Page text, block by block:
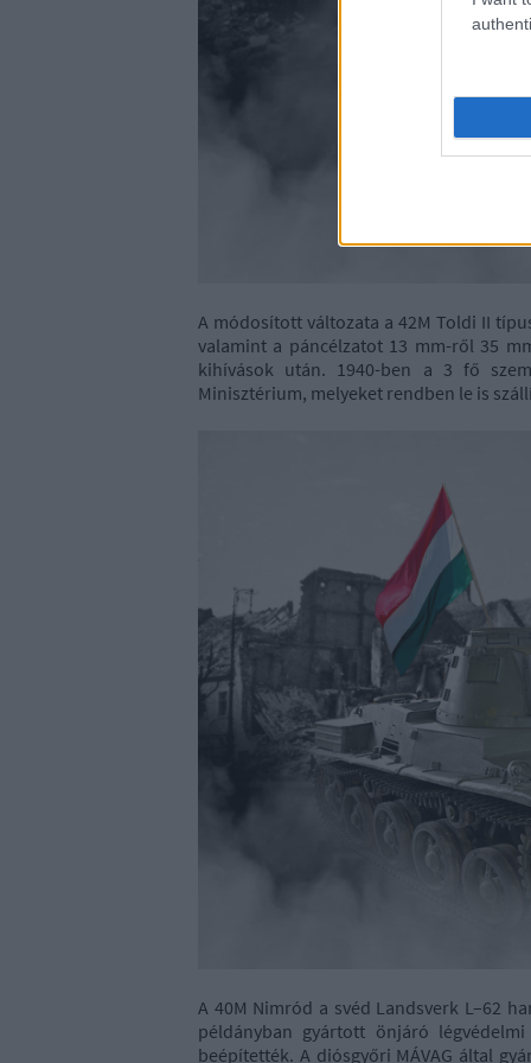
A módosított változata a 42M Toldi II
valamint a páncélzatot 13 mm-ről 35
kihívások után. 1940-ben a 3 fő
Minisztérium, melyeket rendben le is
A 40M Nimród a svéd Landsverk L–62
példányban gyártott önjáró
beépítették. A diósgyőri MÁVAG által